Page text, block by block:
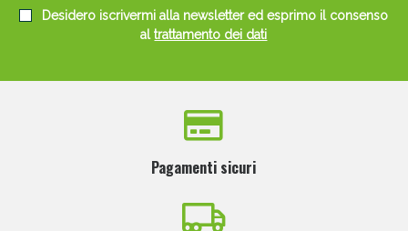
Desidero iscrivermi alla newsletter ed esprimo il consenso
altrattamento dei dati
Pagamenti sicuri